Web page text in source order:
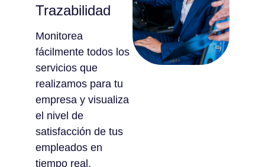
Trazabilidad
Monitorea
fácilmente todos los
servicios que
realizamos para tu
empresa y visualiza
el nivel de
satisfacción de tus
empleados en
tiempo real.